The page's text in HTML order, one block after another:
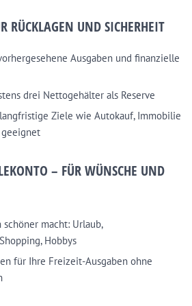
RÜCKLAGEN UND SICHERHEIT
Ausgaben und finanzielle
drei Nettogehälter als Reserve
Ziele wie Autokauf, Immobilie
– FÜR WÜNSCHE UND F
schöner macht: Urlaub,
Hobbys
für Ihre Freizeit-Ausgaben ohne